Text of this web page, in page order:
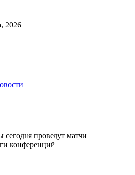
2026
сегодня проведут матчи
конференций